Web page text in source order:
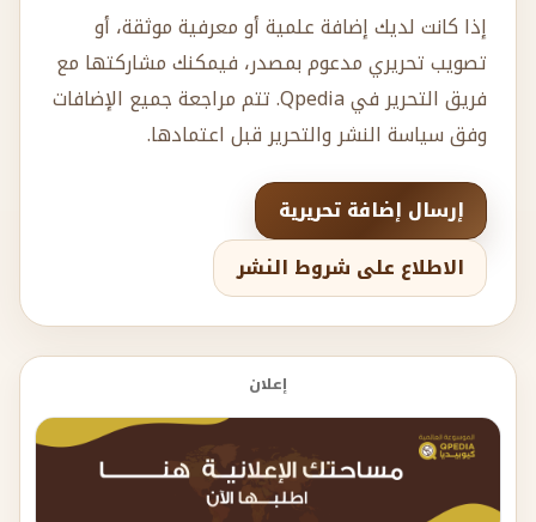
إذا كانت لديك إضافة علمية أو معرفية موثقة، أو
تصويب تحريري مدعوم بمصدر، فيمكنك مشاركتها مع
فريق التحرير في Qpedia. تتم مراجعة جميع الإضافات
وفق سياسة النشر والتحرير قبل اعتمادها.
إرسال إضافة تحريرية
الاطلاع على شروط النشر
إعلان